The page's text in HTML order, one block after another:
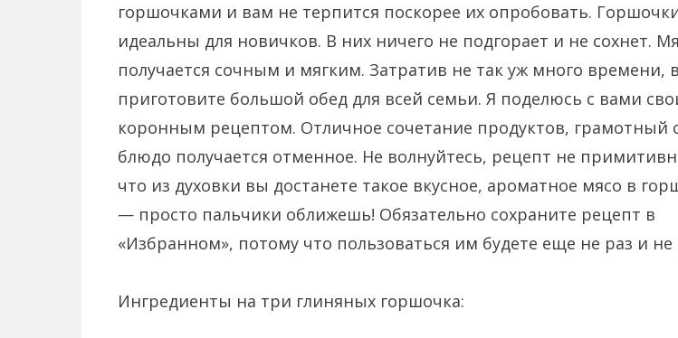
горшочками и вам не терпится поскорее их опробовать.
идеальны для новичков. В них ничего не подгорает и не сохнет.
получается сочным и мягким. Затратив не так уж много времени,
приготовите большой обед для всей семьи. Я поделюсь с вами
коронным рецептом. Отличное сочетание продуктов, грамотный
блюдо получается отменное. Не волнуйтесь, рецепт не
что из духовки вы достанете такое вкусное, ароматное мясо в
— просто пальчики оближешь! Обязательно сохраните рецепт в
«Избранном», потому что пользоваться им будете еще не раз и не
Ингредиенты на три глиняных горшочка: